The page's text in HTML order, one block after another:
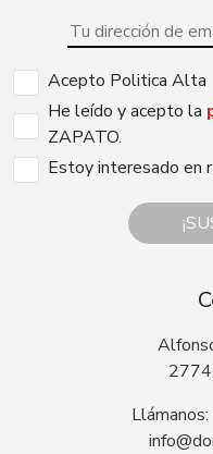
Acepto Politica Alta
He leído y acepto la
ZAPATO.
Estoy interesado en